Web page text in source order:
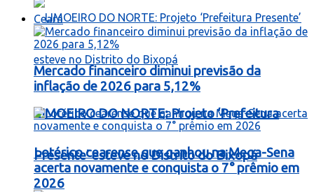
LIMOEIRO DO NORTE: Projeto ‘Prefeitura
Presente’ esteve no Distrito do Bixopá
Ceará
Mercado financeiro diminui previsão da
inflação de 2026 para 5,12%
Lotérico cearense que ganhou na Mega-Sena
acerta novamente e conquista o 7° prêmio em
2026